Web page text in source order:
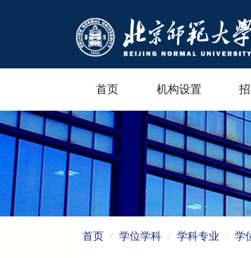
首页 机构设置
首页 学位学科 学科专业 学